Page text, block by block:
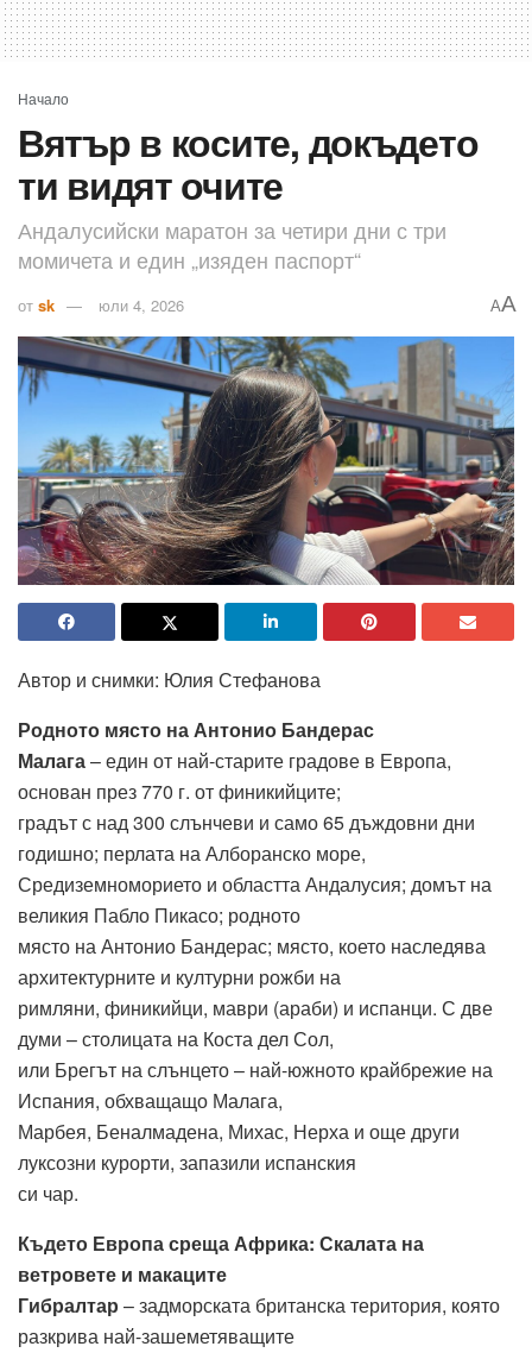
Начало
Вятър в косите, докъдето
ти видят очите
Андалусийски маратон за четири дни с три
момичета и един „изяден паспорт“
от sk юли 4, 2026 AA
Автор и снимки: Юлия Стефанова
Родното място на Антонио Бандерас
Малага– един от най-старите градове в Европа,
основан през 770 г. от финикийците;
градът с над 300 слънчеви и само 65 дъждовни дни
годишно; перлата на Алборанско море,
Средиземноморието и областта Андалусия; домът на
великия Пабло Пикасо; родното
място на Антонио Бандерас; място, което наследява
архитектурните и културни рожби на
римляни, финикийци, маври (араби) и испанци. С две
думи – столицата на Коста дел Сол,
или Брегът на слънцето – най-южното крайбрежие на
Испания, обхващащо Малага,
Марбея, Беналмадена, Михас, Нерха и още други
луксозни курорти, запазили испанския
си чар.
Където Европа среща Африка: Скалата на
ветровете и макаците
Гибралтар – задморската британска територия, която
разкрива най-зашеметяващите